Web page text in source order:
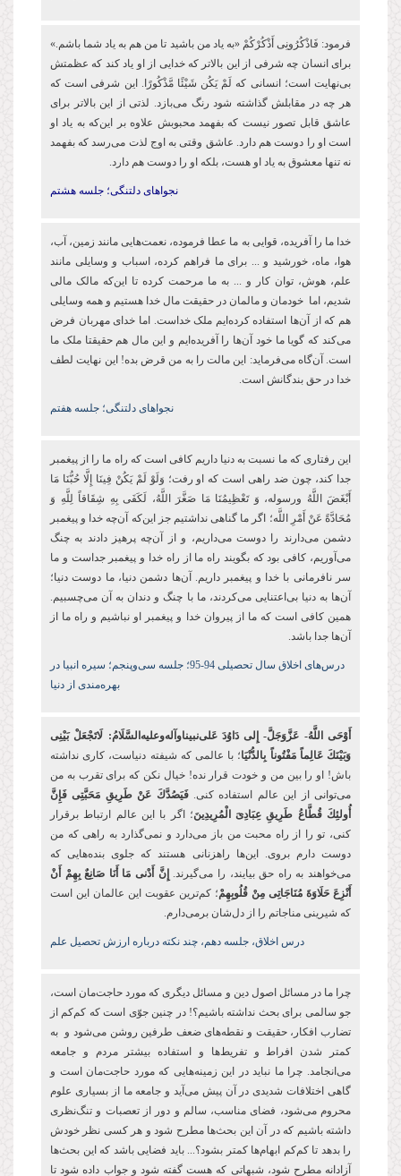
فرمود: فَاذْكُرُونِی أَذْكُرْكُمْ «به یاد من باشید تا من هم به یاد شما باشم.»
برای انسان چه شرفی از این بالاتر که خدایی از او یاد کند که عظمتش
بی‌نهایت است؛ انسانی که لَمْ یَكُن شَیْئًا مَّذْكُورًا. این شرفی است که
هر چه در مقابلش گذاشته شود رنگ می‌بازد. لذتی از این بالاتر برای
عاشق قابل تصور نیست که بفهمد محبوبش علاوه بر این‌که به یاد او
است او را دوست هم دارد. عاشق وقتی به اوج لذت می‌رسد که بفهمد
نه تنها معشوق به یاد او هست، بلکه او را دوست هم دارد.
نجواهای دلتنگی؛ جلسه هشتم
خدا ما را آفریده، قوایی به ما عطا فرموده، نعمت‌هایی مانند زمین، آب،
هوا، ماه، خورشید و ... برای ما فراهم کرده، اسباب و وسایلی مانند
علم، هوش، توان کار و ... به ما مرحمت کرده تا این‌که مالک مالی
شدیم، اما خودمان و مالمان در حقیقت مال خدا هستیم و همه وسایلی
هم که از آن‌ها استفاده کرده‌ایم ملک خداست. اما خدای مهربان فرض
می‌کند که گویا ما خود آن‌ها را آفریده‌ایم و این مال هم حقیقتا ملک ما
است. آن‌گاه می‌فرماید: این مالت را به من قرض بده! این‌ نهایت لطف
خدا در حق بندگانش است.
نجواهای دلتنگی؛ جلسه هفتم
این رفتاری که ما نسبت به دنیا داریم کافی است که راه ما را از پیغمبر
جدا کند، چون ضد راهی است که او رفت؛ وَلَوْ لَمْ یَكُنْ فِینَا إِلَّا حُبُّنَا مَا
أَبْغَضَ اللَّهُ ورسوله، وَ تَعْظِیمُنَا مَا صَغَّرَ اللَّهُ، لَكَفَى بِهِ شِقَاقاً لِلَّهِ وَ
مُحَادَّةً عَنْ أَمْرِ اللَّه؛ اگر ما گناهی نداشتیم جز این‌که آن‌چه خدا و پیغمبر
دشمن می‌دارند را دوست می‌داریم، و از آن‌چه پرهیز دادند به چنگ
می‌آوریم، کافی بود که بگویند راه ما از راه خدا و پیغمبر جداست و ما
سر نافرمانی با خدا و پیغمبر داریم. آن‌ها دشمن دنیا، ما دوست دنیا؛
آن‌ها به دنیا بی‌اعتنایی می‌کردند، ما با چنگ و دندان به آن می‌چسبیم.
همین کافی است که ما از پیروان خدا و پیغمبر او نباشیم و راه ما از
آن‌ها جدا باشد.
درس‌های اخلاق سال تحصیلی 94-95؛ جلسه سی‌‌وپنجم؛
سیره انبیا در
بهره‌مندی از دنیا
أَوْحَى اللَّهُ- عَزَّوَجَلَّ- إِلى‏ دَاوُدَ عَلى‌نبیناوآله‌وعلیه‌السَّلَامُ: لَاتَجْعَلْ‏ بَیْنِی‏
وَبَیْنَكَ‏ عَالِماً مَفْتُوناً بِالدُّنْیَا؛ با عالمی که شیفته دنیاست، کاری نداشته
باش! او را بین من و خودت قرار نده! خیال نکن که برای تقرب به من
می‌توانی از این عالم استفاده کنی.فَیَصُدَّكَ عَنْ طَرِیقِ مَحَبَّتِی فَإِنَّ
أُولئِكَ قُطَّاعُ طَرِیقِ عِبَادِیَ الْمُرِیدِینَ؛ اگر با این عالم ارتباط برقرار
کنی، تو را از راه محبت من باز می‌دارد و نمی‌گذارد به راهی که من
دوست دارم بروی. این‌ها راهزنانی هستند که جلوی بنده‌هایی که
می‌خواهند به راه حق بیایند، را می‌گیرند. إِنَّ أَدْنى‏ مَا أَنَا صَانِعٌ بِهِمْ أَنْ
أَنْزِعَ حَلَاوَةَ مُنَاجَاتِی مِنْ قُلُوبِهِمْ؛ کم‌ترین عقوبت این عالمان این است
که شیرینی مناجاتم را از دل‌شان برمی‌دارم.
درس اخلاق، جلسه دهم، چند نکته درباره ارزش تحصیل علم
چرا ما در مسائل اصول دین و مسائل دیگری که مورد حاجت‌مان است،
جو سالمی برای بحث نداشته باشیم؟! در چنین جوّی است که کم‌کم از
تضارب افکار، حقیقت و نقطه‌های ضعف طرفین روشن می‌شود و به
کمتر شدن افراط و تفریط‌ها و استفاده بیشتر مردم و جامعه
می‌انجامد. چرا ما نباید در این زمینه‌‌هایی که مورد حاجت‌مان است و
گاهی اختلافات شدیدی در آن پیش می‌آید و جامعه ما از بسیاری علوم
محروم می‌شود، فضای مناسب، سالم و دور از تعصبات و تنگ‌نظری‌
داشته باشیم که در آن این بحث‌ها مطرح شود و هر کسی نظر خودش
را بدهد تا کم‌کم ابهام‌ها کمتر بشود؟... باید فضایی باشد که این بحث‌ها
آزادانه مطرح شود، شبهاتی که هست گفته شود و جواب داده شود تا